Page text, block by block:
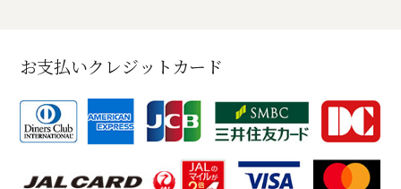
お支払いクレジットカード